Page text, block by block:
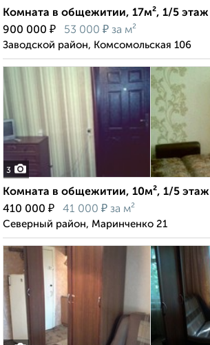
Комната в общежитии, 17м², 1/5 этаж
900 000 ₽ 53 000 ₽ за м²
Заводской район, Комсомольская 106
3
Комната в общежитии, 10м², 1/5 этаж
410 000 ₽ 41 000 ₽ за м²
Северный район, Маринченко 21